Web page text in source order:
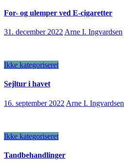
For- og ulemper ved E-cigaretter
31. december 2022 Arne I. Ingvardsen
Ikke kategoriseret
Sejltur i havet
16. september 2022 Arne I. Ingvardsen
Ikke kategoriseret
Tandbehandlinger